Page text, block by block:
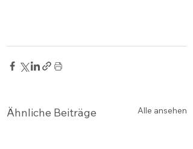
Ähnliche Beiträge Alle ansehen